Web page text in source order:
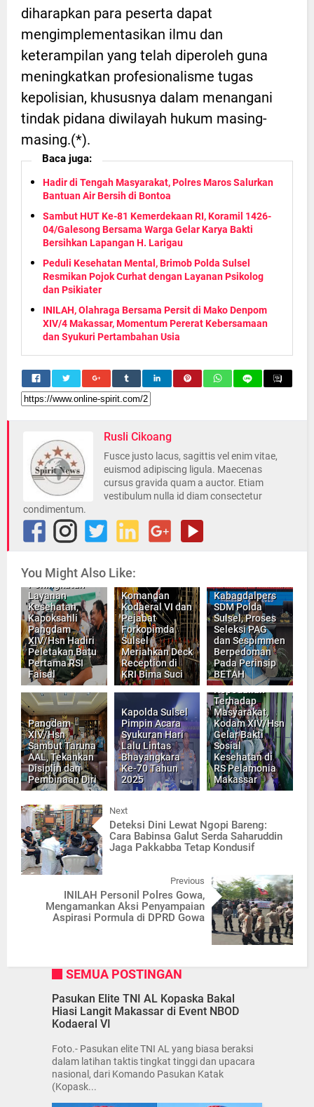
diharapkan para peserta dapat
mengimplementasikan ilmu dan
keterampilan yang telah diperoleh guna
meningkatkan profesionalisme tugas
kepolisian, khususnya dalam menangani
tindak pidana diwilayah hukum masing-
masing.(*).
Baca juga:
Hadir di Tengah Masyarakat, Polres Maros Salurkan
Bantuan Air Bersih di Bontoa
Sambut HUT Ke-81 Kemerdekaan RI, Koramil 1426-
04/Galesong Bersama Warga Gelar Karya Bakti
Bersihkan Lapangan H. Larigau
Peduli Kesehatan Mental, Brimob Polda Sulsel
Resmikan Pojok Curhat dengan Layanan Psikolog
dan Psikiater
INILAH, Olahraga Bersama Persit di Mako Denpom
XIV/4 Makassar, Momentum Pererat Kebersamaan
dan Syukuri Pertambahan Usia
Rusli Cikoang
Fusce justo lacus, sagittis vel enim vitae,
euismod adipiscing ligula. Maecenas
cursus gravida quam a auctor. Etiam
vestibulum nulla id diam consectetur
condimentum.
You Might Also Like:
Dukung
Layanan
Kesehatan,
Kapoksahli
Pangdam
XIV/Hsn Hadiri
Peletakan Batu
Pertama RSI
Faisal
Komandan
Kodaeral VI dan
Pejabat
Forkopimda
Sulsel
Meriahkan Deck
Reception di
KRI Bima Suci
Kabagdalpers
SDM Polda
Sulsel, Proses
Seleksi PAG
dan Sespimmen
Berpedoman
Pada Perinsip
BETAH
Pangdam
XIV/Hsn
Sambut Taruna
AAL, Tekankan
Disiplin dan
Pembinaan Diri
Kapolda Sulsel
Pimpin Acara
Syukuran Hari
Lalu Lintas
Bhayangkara
Ke-70 Tahun
2025
Wujud
Terhadap
Masyarakat,
Kodam XIV/Hsn
Gelar Bakti
Sosial
Kesehatan di
RS Pelamonia
Makassar
Next
Deteksi Dini Lewat Ngopi Bareng:
Cara Babinsa Galut Serda Saharuddin
Jaga Pakkabba Tetap Kondusif
Previous
INILAH Personil Polres Gowa,
Mengamankan Aksi Penyampaian
Aspirasi Pormula di DPRD Gowa
SEMUA POSTINGAN
Pasukan Elite TNI AL Kopaska Bakal
Hiasi Langit Makassar di Event NBOD
Kodaeral VI
Foto.- Pasukan elite TNI AL yang biasa beraksi
dalam latihan taktis tingkat tinggi dan upacara
nasional, dari Komando Pasukan Katak
(Kopask...